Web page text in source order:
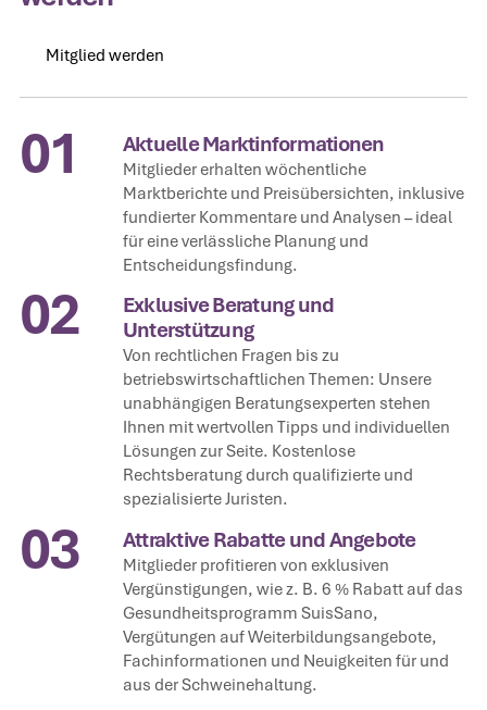
Mitglied werden
01 Aktuelle Marktinformationen
Mitglieder erhalten wöchentliche
Marktberichte und Preisübersichten, inklusive
fundierter Kommentare und Analysen – ideal
für eine verlässliche Planung und
Entscheidungsfindung.
02
Exklusive Beratung und
Unterstützung
Von rechtlichen Fragen bis zu
betriebswirtschaftlichen Themen: Unsere
unabhängigen Beratungsexperten stehen
Ihnen mit wertvollen Tipps und individuellen
Lösungen zur Seite. Kostenlose
Rechtsberatung durch qualifizierte und
spezialisierte Juristen.
03 Attraktive Rabatte und Angebote
Mitglieder profitieren von exklusiven
Vergünstigungen, wie z. B. 6 % Rabatt auf das
Gesundheitsprogramm SuisSano,
Vergütungen auf Weiterbildungsangebote,
Fachinformationen und Neuigkeiten für und
aus der Schweinehaltung.